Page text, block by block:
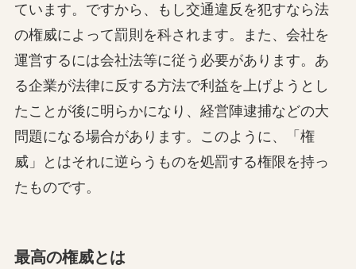
ています。ですから、もし交通違反を犯すなら法
の権威によって罰則を科されます。また、会社を
運営するには会社法等に従う必要があります。あ
る企業が法律に反する方法で利益を上げようとし
たことが後に明らかになり、経営陣逮捕などの大
問題になる場合があります。このように、「権
威」とはそれに逆らうものを処罰する権限を持っ
たものです。
最高の権威とは